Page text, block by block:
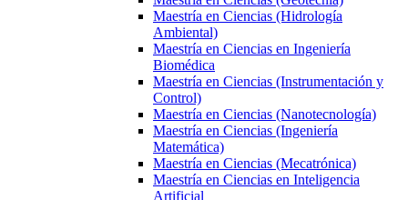
Maestría en Ciencias (Hidrología
Ambiental)
Maestría en Ciencias en Ingeniería
Biomédica
Maestría en Ciencias (Instrumentación y
Control)
Maestría en Ciencias (Nanotecnología)
Maestría en Ciencias (Ingeniería
Matemática)
Maestría en Ciencias (Mecatrónica)
Maestría en Ciencias en Inteligencia
Artificial